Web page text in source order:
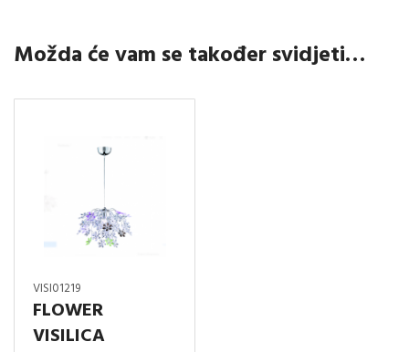
Možda će vam se također svidjeti…
VISI01219
FLOWER
VISILICA